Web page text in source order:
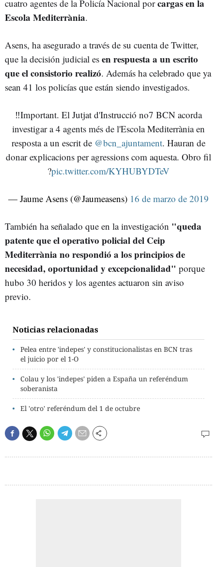
cuatro agentes de la Policía Nacional porcargas en la
Escola Mediterrània.
Asens, ha asegurado a través de su cuenta de Twitter,
que la decisión judicial es en respuesta a un escrito
que el consistorio realizó. Además ha celebrado que ya
sean 41 los policías que están siendo investigados.
‼️Important. El Jutjat d'Instrucció no7 BCN acorda
investigar a 4 agents més de l'Escola Mediterrània en
resposta a un escrit de @bcn_ajuntament. Hauran de
donar explicacions per agressions com aquesta. Obro fil
?pic.twitter.com/KYHUBYDTeV
— Jaume Asens (@Jaumeasens) 16 de marzo de 2019
También ha señalado que en la investigación "queda
patente que el operativo policial del Ceip
Mediterrània no respondió a los principios de
necesidad, oportunidad y excepcionalidad" porque
hubo 30 heridos y los agentes actuaron sin aviso
previo.
Noticias relacionadas
Pelea entre 'indepes' y constitucionalistas en BCN tras
el juicio por el 1-O
Colau y los 'indepes' piden a España un referéndum
soberanista
El 'otro' referéndum del 1 de octubre